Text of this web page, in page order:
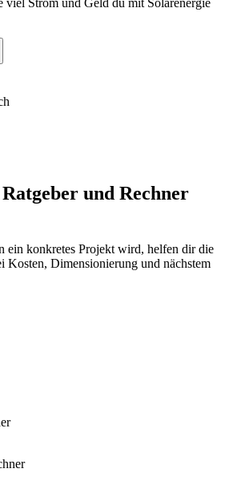
und Rechner
ein konkretes Projekt wird, helfen dir die
Kosten, Dimensionierung und nächstem